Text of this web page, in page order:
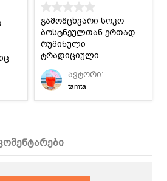
გამომცხვარი სოკო
ბოსტნეულთან ერთად
რუმინული
ტრადიციული
სააღდგომო რეცეპტია.
ავტორი:
tamta